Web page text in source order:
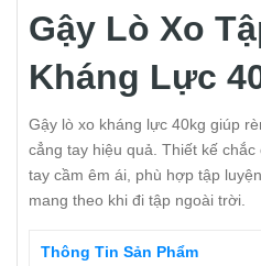
Gậy Lò Xo
Kháng Lực
Gậy lò xo kháng lực 40kg giúp
cẳng tay hiệu quả. Thiết kế
tay cầm êm ái, phù hợp tập
mang theo khi đi tập ngoài trời.
Thông Tin Sản Phẩm